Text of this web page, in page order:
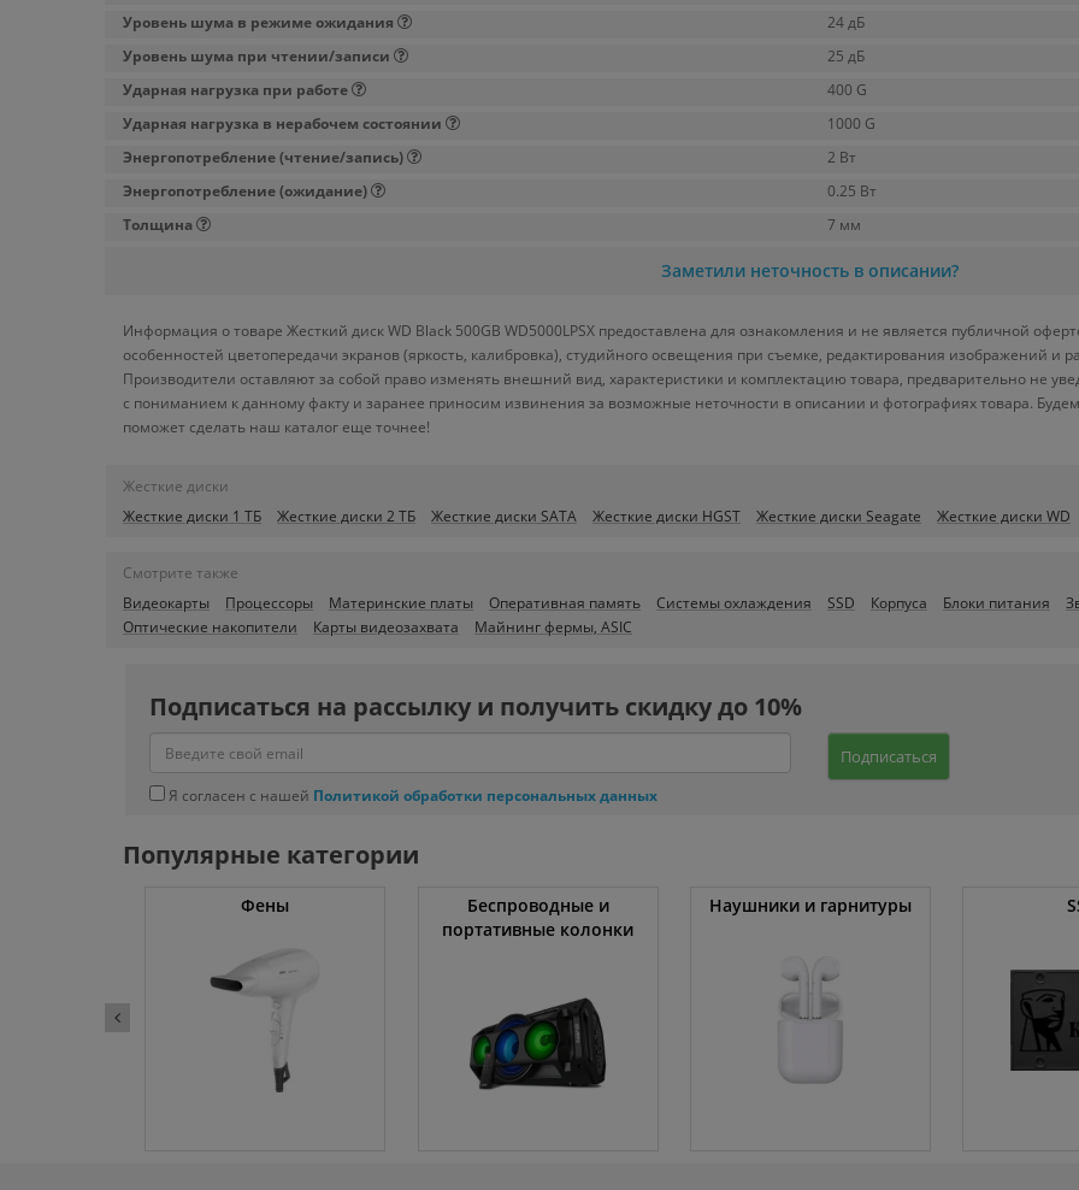
Уровень шума в режиме ожидания
24 дБ
Уровень шума при чтении/записи
25 дБ
Ударная нагрузка при работе
400 G
Ударная нагрузка в нерабочем состоянии
1000 G
Энергопотребление (чтение/запись)
2 Вт
Энергопотребление (ожидание)
0.25 Вт
Толщина
7 мм
Заметили неточность в описании?
Информация о товаре Жесткий диск WD Black 500GB WD5000LPSX предоставлена для ознакомления и не является публичной
особенностей цветопередачи экранов (яркость, калибровка), студийного освещения при съемке, редактирования изображений и
Производители оставляют за собой право изменять внешний вид, характеристики и комплектацию товара, предварительно не
с пониманием к данному факту и заранее приносим извинения за возможные неточности в описании и фотографиях товара.
поможет сделать наш каталог еще точнее!
Жесткие диски
Жесткие диски 1 ТБ
Жесткие диски 2 ТБ Жесткие диски SATA Жесткие диски HGST Жесткие диски Seagate Жесткие диски WD
Смотрите также
Видеокарты
Процессоры Материнские платы Оперативная память Системы охлаждения SSD Корпуса Блоки питания
Оптические накопители
Карты видеозахвата Майнинг фермы, ASIC
Подписаться на рассылку и получить скидку до 10%
Подписаться
Я согласен с нашей Политикой обработки персональных данных
Популярные категории
Фены
Беспроводные и
портативные колонки
Наушники и гарнитуры